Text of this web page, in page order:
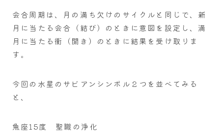
会合周期は、月の満ち欠けのサイクルと同じで、新
月に当たる会合（結び）のときに意図を設定し、満
月に当たる衝（開き）のときに結果を受け取りま
す。
今回の水星のサビアンシンボル２つを並べてみる
と、
魚座15度 聖職の浄化